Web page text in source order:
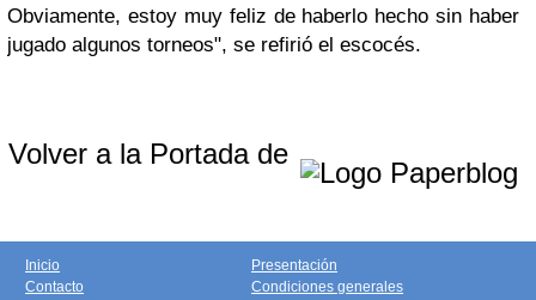
Obviamente, estoy muy feliz de haberlo hecho sin haber
jugado algunos torneos", se refirió el escocés.
Volver a la Portada de
Inicio
Contacto
Presentación
Condiciones generales